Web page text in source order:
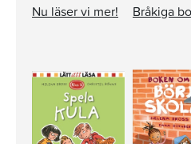
Nu läser vi mer!